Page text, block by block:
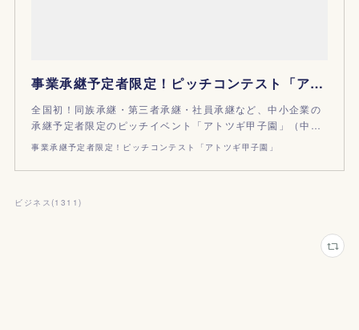
事業承継予定者限定！ピッチコンテスト「アトツギ甲子園」
全国初！同族承継・第三者承継・社員承継など、中小企業の
承継予定者限定のピッチイベント「アトツギ甲子園」（中…
事業承継予定者限定！ピッチコンテスト「アトツギ甲子園」
ビジネス (1311 )